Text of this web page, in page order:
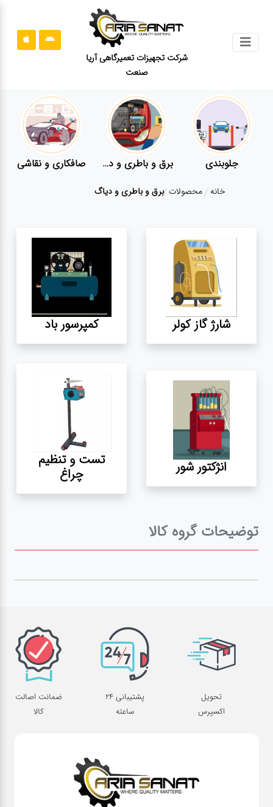
شرکت تجهیزات تعمیرگاهی آریا
صنعت
قوانین
سایت
ارتباط
تعویض
مکانیکی
جلوبندی
برق و
باطری و
صافکاری
لوازم
یدکی
جلوبندی برق و باطری و دیاگ صافکاری و نقاشی
خانه محصولات برق و باطری و دیاگ
شارژ گاز کولر کمپرسور باد
انژکتور شور تست و تنظیم
چراغ
توضیحات گروه کالا
تحویل
اکسپرس
پشتیبانی 24
ساعته
ضمانت اصالت
کالا